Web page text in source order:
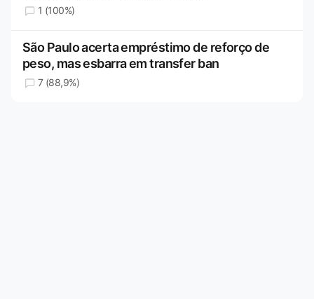
1 (100%)
São Paulo acerta empréstimo de reforço de
peso, mas esbarra em transfer ban
7 (88,9%)